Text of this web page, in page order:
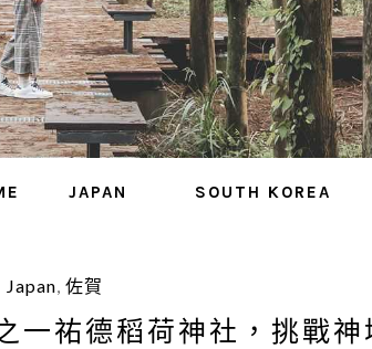
JAPAN SOUTH KOREA
Japan, 佐賀
一祐德稻荷神社，挑戰神